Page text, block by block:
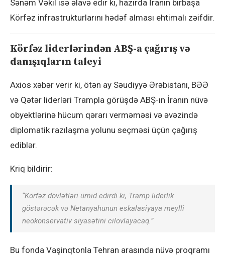
Sənəm Vəkil isə əlavə edir ki, hazırda İranın birbaşa
Körfəz infrastrukturlarını hədəf alması ehtimalı zəifdir.
Körfəz liderlərindən ABŞ-a çağırış və
danışıqların taleyi
Axios xəbər verir ki, ötən ay Səudiyyə Ərəbistanı, BƏƏ
və Qətər liderləri Trampla görüşdə ABŞ-ın İranın nüvə
obyektlərinə hücum qərarı verməməsi və əvəzində
diplomatik razılaşma yolunu seçməsi üçün çağırış
ediblər.
Kriq bildirir:
“Körfəz dövlətləri ümid edirdi ki, Tramp liderlik
göstərəcək və Netanyahunun eskalasiyaya meylli
neokonservativ siyasətini cilovlayacaq.”
Bu fonda Vaşinqtonla Tehran arasında nüvə proqramı